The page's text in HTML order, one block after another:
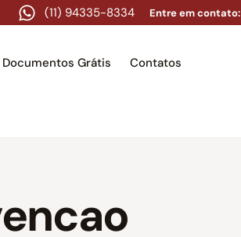
(11) 94335-8334 Entre em contato:
Documentos Grátis Contatos